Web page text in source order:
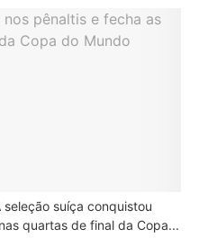
seleção suíça conquistou
quartas de final da Copa...